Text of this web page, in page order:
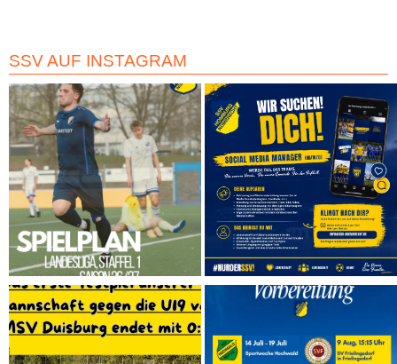
SSV AUF INSTAGRAM